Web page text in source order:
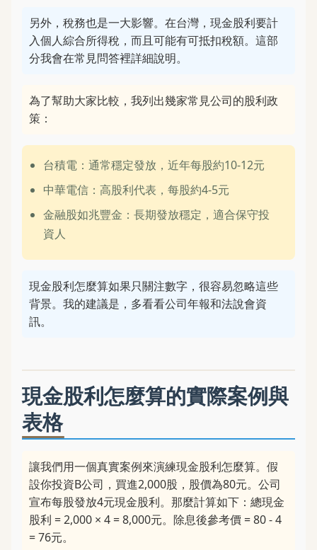
另外，稅務也是一大影響。在台灣，現金股利要計
入個人綜合所得稅，而且可能有可抵扣稅額。這部
分我會在常見問答裡詳細說明。
為了幫助大家比較，我列出幾家常見公司的股利政
策：
台積電：通常穩定發放，近年每股約10-12元
中華電信：高股利代表，每股約4-5元
金融股如兆豐金：長期發放穩定，適合保守投
資人
現金股利怎麼算如果只關注數字，很容易忽略這些
背景。我的建議是，多看看公司年報和法說會資
訊。
現金股利怎麼算的實際案例與
表格
讓我們用一個真實案例來演練現金股利怎麼算。假
設你投資B公司，買進2,000股，股價為80元。公司
宣布每股發放4元現金股利。那麼計算如下：總現金
股利 = 2,000 × 4 = 8,000元。除息後參考價 = 80 - 4
= 76元。